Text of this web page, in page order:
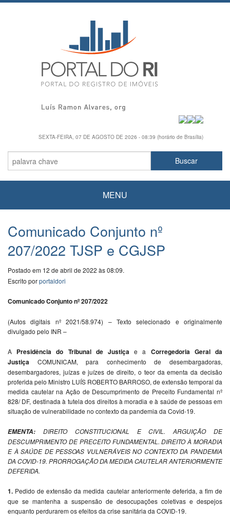
SEXTA-FEIRA, 07 DE AGOSTO DE 2026 - 08:39 (horário de Brasília)
MENU
Comunicado Conjunto nº
207/2022 TJSP e CGJSP
Postado em 12 de abril de 2022 às 08:09.
Escrito porportaldori
Comunicado Conjunto nº 207/2022
(Autos digitais nº 2021/58.974) – Texto selecionado e originalmente
divulgado pelo INR –
A Presidência do Tribunal de Justiçae a Corregedoria Geral da
Justiça COMUNICAM, para conhecimento de desembargadoras,
desembargadores, juízas e juízes de direito, o teor da ementa da decisão
proferida pelo Ministro LUÍS ROBERTO BARROSO, de extensão temporal da
medida cautelar na Ação de Descumprimento de Preceito Fundamental nº
828/ DF, destinada à tutela dos direitos à moradia e à saúde de pessoas em
situação de vulnerabilidade no contexto da pandemia da Covid-19.
EMENTA: DIREITO CONSTITUCIONAL E CIVIL. ARGUIÇÃO DE
DESCUMPRIMENTO DE PRECEITO FUNDAMENTAL. DIREITO À MORADIA
E À SAÚDE DE PESSOAS VULNERÁVEIS NO CONTEXTO DA PANDEMIA
DA COVID-19. PRORROGAÇÃO DA MEDIDA CAUTELAR ANTERIORMENTE
DEFERIDA.
1. Pedido de extensão da medida cautelar anteriormente deferida, a fim de
que se mantenha a suspensão de desocupações coletivas e despejos
enquanto perdurarem os efeitos da crise sanitária da COVID-19.